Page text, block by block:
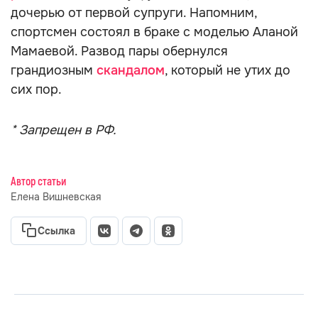
дочерью от первой супруги. Напомним,
спортсмен состоял в браке с моделью Аланой
Мамаевой. Развод пары обернулся
грандиозным скандалом, который не утих до
сих пор.
* Запрещен в РФ.
Автор статьи
Елена Вишневская
Ссылка